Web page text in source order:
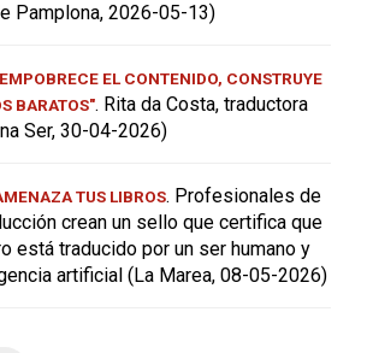
Pamplona, 2026-05-13)
EL CONTENIDO, CONSTRUYE
BARATOS". Rita da Costa, traductora
Ser, 30-04-2026)
TUS LIBROS. Profesionales de
crean un sello que certifica que
está traducido por un ser humano y
artificial (La Marea, 08-05-2026)